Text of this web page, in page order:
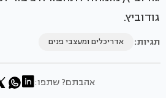
גודוביץ.
תגיות: אדריכלים ומעצבי פנים
אהבתם? שתפו: